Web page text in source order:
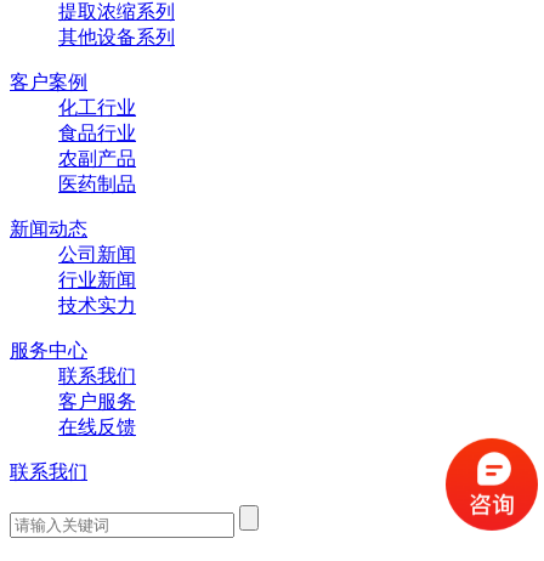
提取浓缩系列
其他设备系列
客户案例
化工行业
食品行业
农副产品
医药制品
新闻动态
公司新闻
行业新闻
技术实力
服务中心
联系我们
客户服务
在线反馈
联系我们